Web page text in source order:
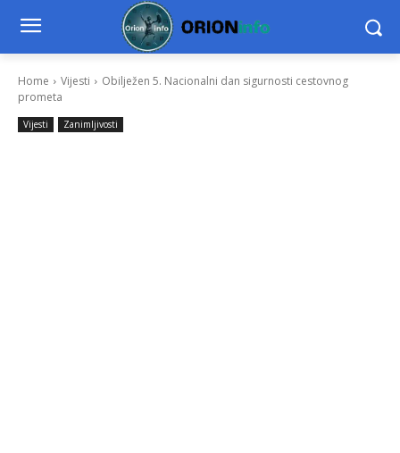
Home Vijesti
Obilježen 5. Nacionalni dan sigurnosti cestovnog
prometa
Vijesti Zanimljivosti